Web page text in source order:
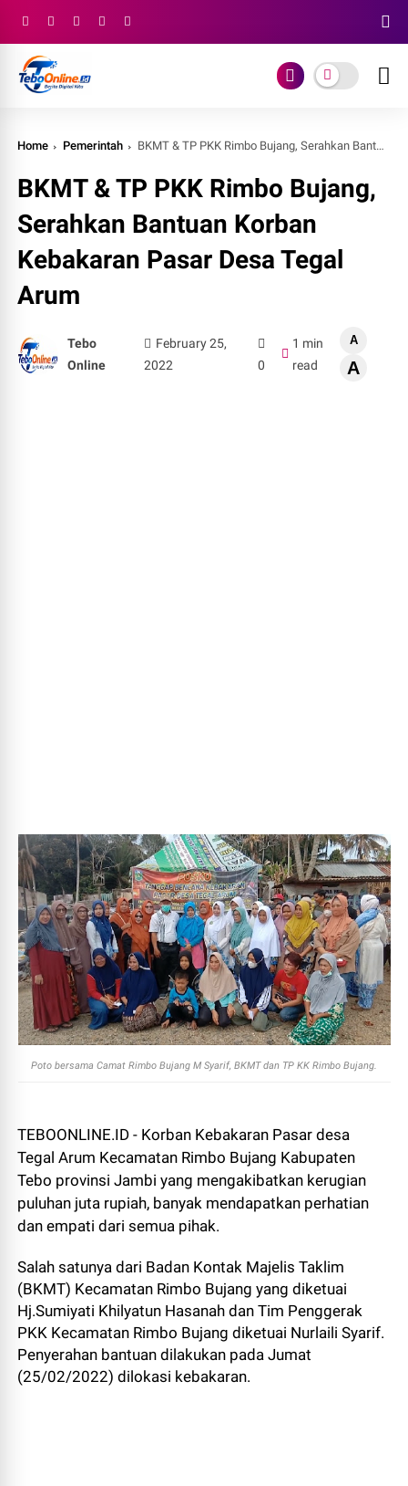
Home Pemerintah BKMT & TP PKK Rimbo Bujang, Serahkan Bantuan Korban Kebakaran Pasar Desa Tegal Arum
BKMT & TP PKK Rimbo Bujang,
Serahkan Bantuan Korban
Kebakaran Pasar Desa Tegal
Arum
Tebo
Online
February 25,
2022
0
1 min
read
A
A
Poto bersama Camat Rimbo Bujang M Syarif, BKMT dan TP KK Rimbo Bujang.
TEBOONLINE.ID - Korban Kebakaran Pasar desa
Tegal Arum Kecamatan Rimbo Bujang Kabupaten
Tebo provinsi Jambi yang mengakibatkan kerugian
puluhan juta rupiah, banyak mendapatkan perhatian
dan empati dari semua pihak.
Salah satunya dari Badan Kontak Majelis Taklim
(BKMT) Kecamatan Rimbo Bujang yang diketuai
Hj.Sumiyati Khilyatun Hasanah dan Tim Penggerak
PKK Kecamatan Rimbo Bujang diketuai Nurlaili Syarif.
Penyerahan bantuan dilakukan pada Jumat
(25/02/2022) dilokasi kebakaran.